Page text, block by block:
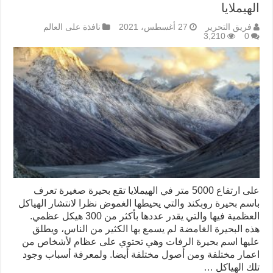
الهيملايا
فريق التحرير 27 أغسطس، 2021
نافذة على العالم
0
3,210
على ارتفاع 5000 متر في الهيملايا تقع بحيرة صغيرة تعرف
باسم بحيرة روبكند والتي يحيطها الغموض نظرا لانتشار الهياكل
العظمية فيها والتي يقدر عددها بأكثر من 300 هيكل عظمي.
هذه البحيرة الغامضة لم يسمع بها الكثير من الناس، ويطلق
عليها اسم بحيرة الرفات وهي تحتوي على عظام لأشخاص من
اعمار مختلفة ومن أصول مختلفة أيضا. ولمعرفة أسباب وجود
تلك الهياكل …